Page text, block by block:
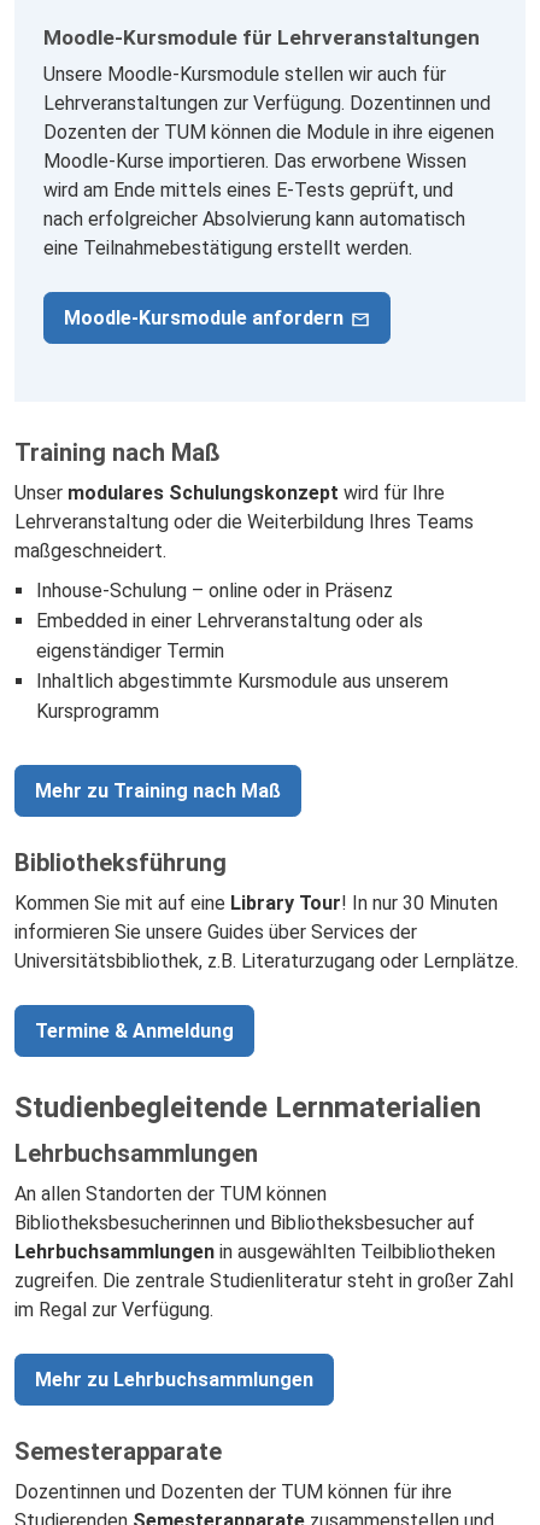
Moodle-Kursmodule für Lehrveranstaltungen
Unsere Moodle-Kursmodule stellen wir auch für
Lehrveranstaltungen zur Verfügung. Dozentinnen und
Dozenten der TUM können die Module in ihre eigenen
Moodle-Kurse importieren. Das erworbene Wissen
wird am Ende mittels eines E-Tests geprüft, und
nach erfolgreicher Absolvierung kann automatisch
eine Teilnahmebestätigung erstellt werden.
Moodle-Kursmodule anfordern
Training nach Maß
Unser modulares Schulungskonzept wird für Ihre
Lehrveranstaltung oder die Weiterbildung Ihres Teams
maßgeschneidert.
Inhouse-Schulung – online oder in Präsenz
Embedded in einer Lehrveranstaltung oder als
eigenständiger Termin
Inhaltlich abgestimmte Kursmodule aus unserem
Kursprogramm
Mehr zu Training nach Maß
Bibliotheksführung
Kommen Sie mit auf eine Library Tour! In nur 30 Minuten
informieren Sie unsere Guides über Services der
Universitätsbibliothek, z.B. Literaturzugang oder Lernplätze.
Termine & Anmeldung
Studienbegleitende Lernmaterialien
Lehrbuchsammlungen
An allen Standorten der TUM können
Bibliotheksbesucherinnen und Bibliotheksbesucher auf
Lehrbuchsammlungen in ausgewählten Teilbibliotheken
zugreifen. Die zentrale Studienliteratur steht in großer Zahl
im Regal zur Verfügung.
Mehr zu Lehrbuchsammlungen
Semesterapparate
Dozentinnen und Dozenten der TUM können für ihre
Studierenden Semesterapparate zusammenstellen und